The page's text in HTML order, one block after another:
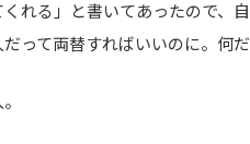
れる」と書いてあったので、
って両替すればいいのに。何